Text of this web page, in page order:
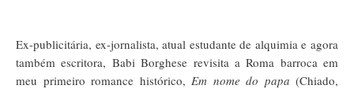
Ex-publicitária, ex-jornalista, atual estudante de alquimia e agora
também escritora, Babi Borghese revisita a Roma barroca em
meu primeiro romance histórico, Em nome do papa (Chiado,